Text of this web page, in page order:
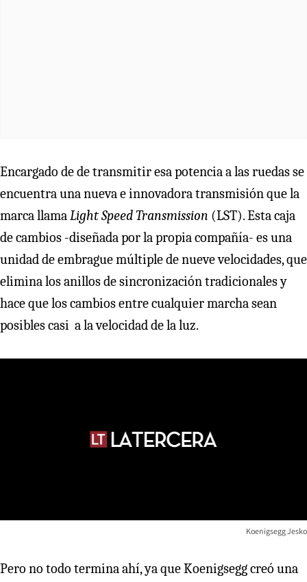
Encargado de de transmitir esa potencia a las ruedas se
encuentra una nueva e innovadora transmisión que la
marca llamaLight Speed Transmission (LST). Esta caja
de cambios -diseñada por la propia compañía- es una
unidad de embrague múltiple de nueve velocidades, que
elimina los anillos de sincronización tradicionales y
hace que los cambios entre cualquier marcha sean
posibles casi a la velocidad de la luz.
Koenigsegg Jesko
Pero no todo termina ahí, ya que Koenigsegg creó una